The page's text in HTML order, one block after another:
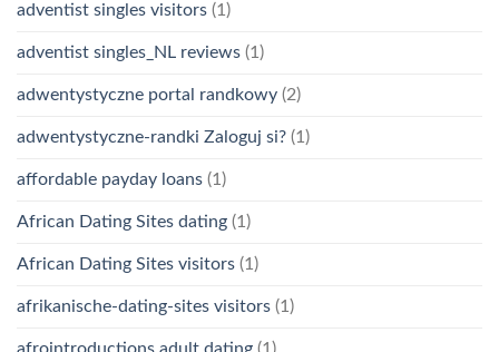
adventist singles visitors (1)
adventist singles_NL reviews (1)
adwentystyczne portal randkowy (2)
adwentystyczne-randki Zaloguj si? (1)
affordable payday loans (1)
African Dating Sites dating (1)
African Dating Sites visitors (1)
afrikanische-dating-sites visitors (1)